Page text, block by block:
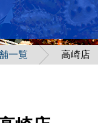
一覧 高崎店